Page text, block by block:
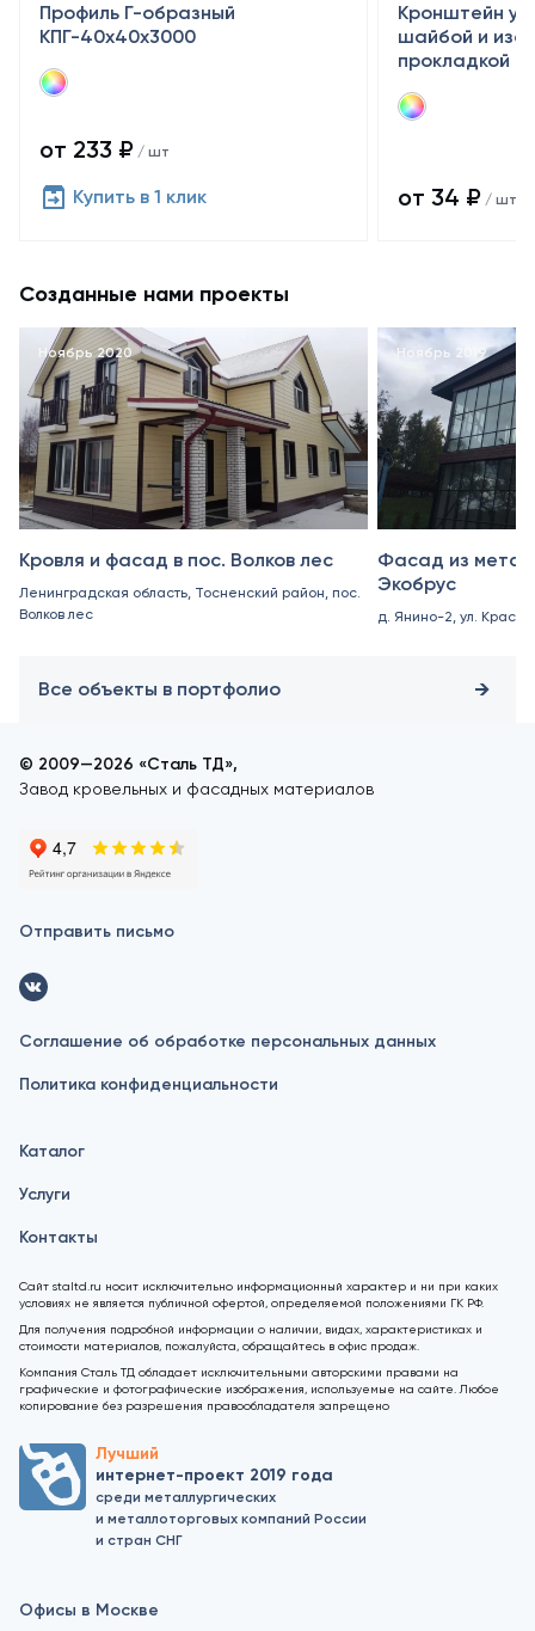
Профиль Г-образный
КПГ-40х40х3000
от 233 ₽ / шт
Купить в 1 клик
Кронштейн
шайбой и
прокладкой
от 34 ₽ / шт
Созданные нами проекты
Ноябрь 2020
Кровля и фасад в пос. Волков лес
Ленинградская область, Тосненский район, пос.
Волков лес
Ноябрь 2019
Фасад из
Экобрус
д. Янино-2, ул.
Все объекты в портфолио
© 2009—2026 «Сталь ТД»,
Завод кровельных и фасадных материалов
Отправить письмо
Соглашение об обработке персональных данных
Политика конфиденциальности
Каталог
Услуги
Контакты
Сайт staltd.ru носит исключительно информационный характер и ни при каких
условиях не является публичной офертой, определяемой положениями ГК РФ.
Для получения подробной информации о наличии, видах, характеристиках и
стоимости материалов, пожалуйста, обращайтесь в офис продаж.
Компания Сталь ТД обладает исключительными авторскими правами на
графические и фотографические изображения, используемые на сайте. Любое
копирование без разрешения правообладателя запрещено
Лучший
интернет-проект 2019 года
среди металлургических
и металлоторговых компаний России
и стран СНГ
Офисы в Москве